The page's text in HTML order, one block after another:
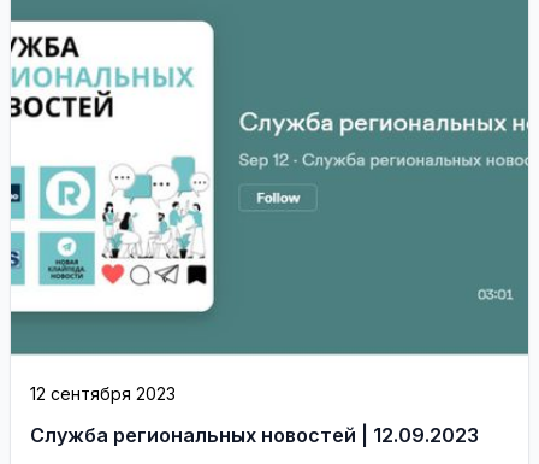
12 сентября 2023
Служба региональных новостей | 12.09.2023